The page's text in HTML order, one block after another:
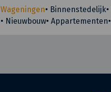
Wageningen• Binnenstedelijk•
• Nieuwbouw•Appartementen•